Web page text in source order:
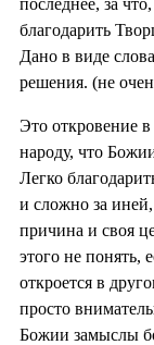
благодарить
Дано в виде
решения. (не
Это откровение
народу, что
Легко
и сложно за иней,
причина и своя
этого не понять,
откроется в
просто
Божии замыслы